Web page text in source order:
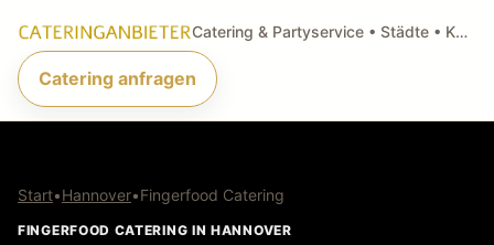
Catering & Partyservice • Städte • Küchenarten • Anfragen
Catering anfragen
Start•Hannover•Fingerfood Catering
FINGERFOOD CATERING IN HANNOVER